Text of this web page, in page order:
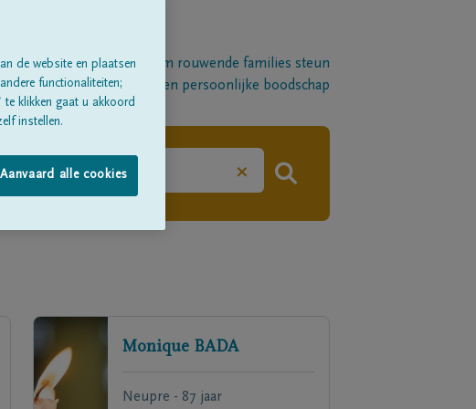
Een platform om rouwende families steun
te betuigen met een persoonlijke boodschap
×
Monique BADA
Neupre - 87 jaar
de website en plaatsen
functionaliteiten;
klikken gaat u akkoord
instellen.
Aanvaard alle cookies